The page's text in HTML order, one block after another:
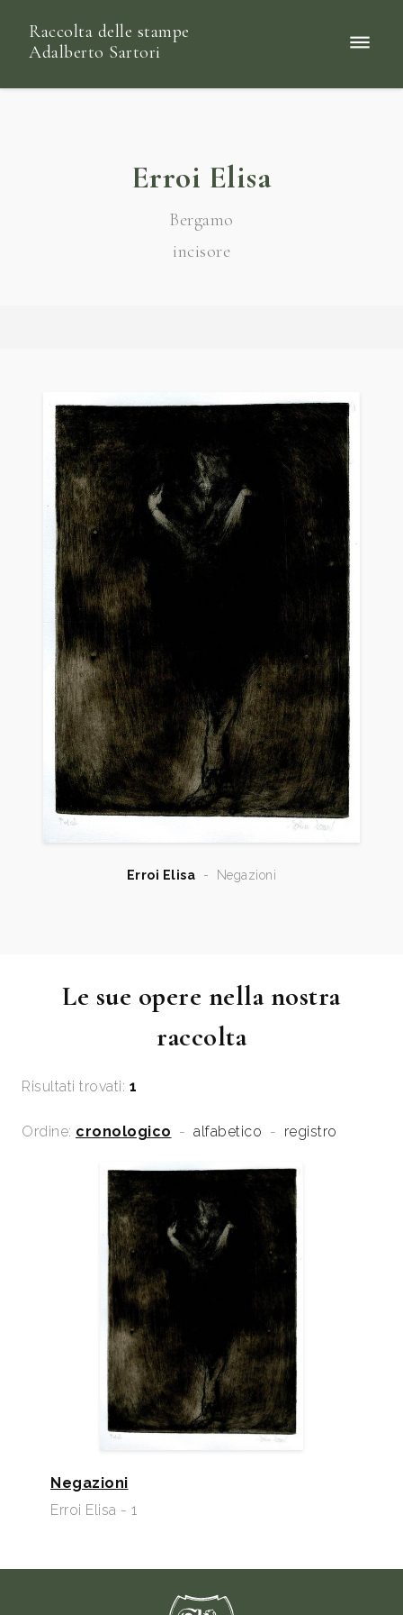
Raccolta delle stampe
Adalberto Sartori
Erroi Elisa
Bergamo
incisore
Erroi Elisa - Negazioni
Le sue opere nella nostra
raccolta
Risultati trovati: 1
Ordine: cronologico - alfabetico - registro
Negazioni
Erroi Elisa - 1